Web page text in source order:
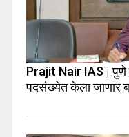
Prajit Nair IAS | पुणे
पदसंख्येत केला जाणार